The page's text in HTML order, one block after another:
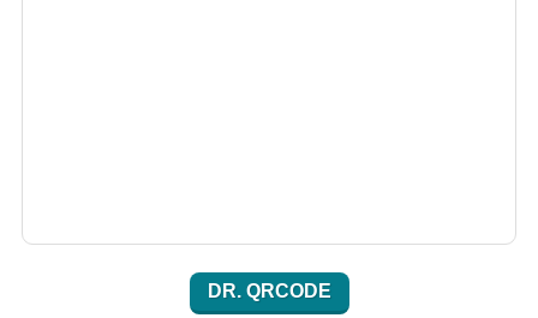
DR. QRCODE